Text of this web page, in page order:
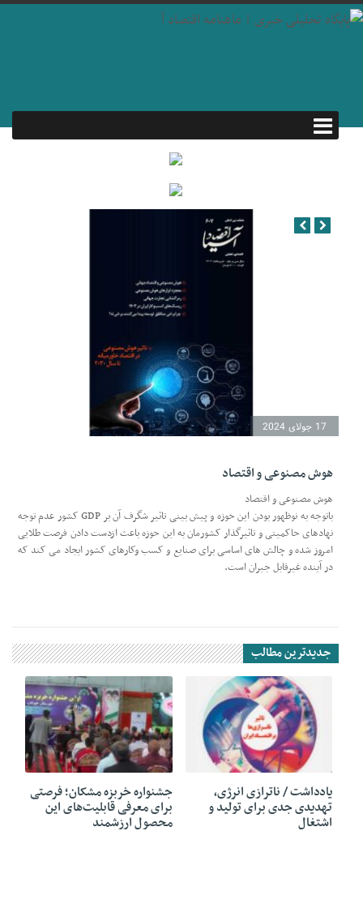
17 جولای 2024
هوش مصنوعی و اقتصاد
هوش مصنوعی و اقتصاد
باتوجه به نوظهور بودن این حوزه و پیش بینی تاثیر شگرف آن بر GDP کشور عدم توجه
نهادهای حاکمیتی و تاثیرگذار کشورمان به این حوزه باعث ازدست دادن فرصت طلایی
امروز شده و چالش های اساسی برای صنایع و کسب وکارهای کشور ایجاد می کند که
در آینده غیرقابل جبران است.
جدیدترین مطالب
11 نوامبر 2024
یادداشت / ناترازی انرژی،
تهدیدی جدی برای تولید و
اشتغال
11 اکتبر 2024
جشنواره خربزه مشکان؛ فرصتی
برای معرفی قابلیت‌های این
محصول ارزشمند